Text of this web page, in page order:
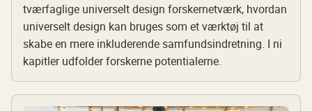
tværfaglige universelt design forskernetværk, hvordan
universelt design kan bruges som et værktøj til at
skabe en mere inkluderende samfundsindretning. I ni
kapitler udfolder forskerne potentialerne.